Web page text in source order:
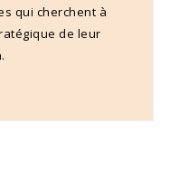
qui cherchent à
de leur